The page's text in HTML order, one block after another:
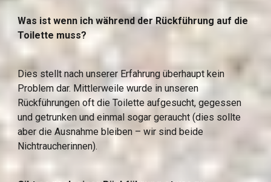
Was ist wenn ich während der Rückführung auf die
Toilette muss?
Dies stellt nach unserer Erfahrung überhaupt kein
Problem dar. Mittlerweile wurde in unseren
Rückführungen oft die Toilette aufgesucht, gegessen
und getrunken und einmal sogar geraucht (dies sollte
aber die Ausnahme bleiben – wir sind beide
Nichtraucherinnen).